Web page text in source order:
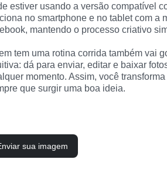
estiver usando a versão compatível
no smartphone e no tablet com a
mantendo o processo criativo
tem uma rotina corrida também vai
dá para enviar, editar e baixar
momento. Assim, você
que surgir uma boa ideia.
sua imagem